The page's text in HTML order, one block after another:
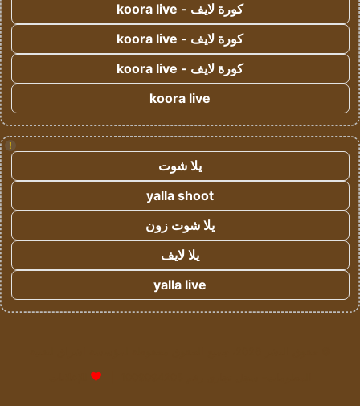
كورة لايف - koora live
كورة لايف - koora live
كورة لايف - koora live
koora live
!
يلا شوت
yalla shoot
يلا شوت زون
يلا لايف
yalla live